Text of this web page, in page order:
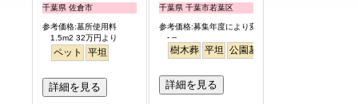
千葉県 佐倉市
参考価格:墓所使用料
1.5m2 32万円より
ペット 平坦
詳細を見る
千葉県 千葉市若葉区
参考価格:募集年度により変わります
- --
樹木葬 平坦 公園墓地
詳細を見る